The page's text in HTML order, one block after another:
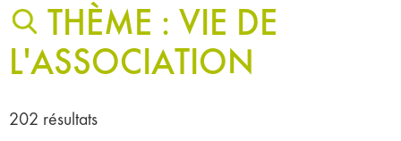
THÈME : VIE DE
L'ASSOCIATION
202 résultats